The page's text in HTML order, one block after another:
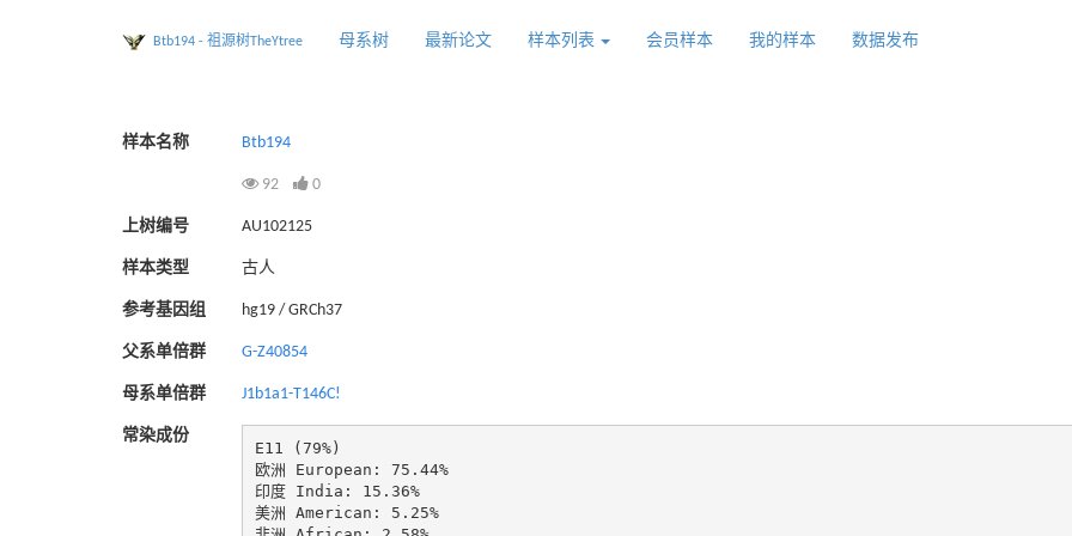
Btb194 - 祖源树TheYtree 母系树 最新论文 样本列表 会员样本 我的样本 数据发布
样本名称 Btb194
92 0
上树编号 AU102125
样本类型 古人
参考基因组 hg19 / GRCh37
父系单倍群 G-Z40854
母系单倍群 J1b1a1-T146C!
常染成份
E11 (79%)
欧洲 European: 75.44%
印度 India: 15.36%
美洲 American: 5.25%